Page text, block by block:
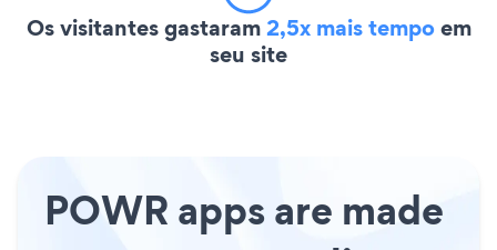
Os visitantes gastaram2,5x mais tempoem
seu site
POWR apps are made